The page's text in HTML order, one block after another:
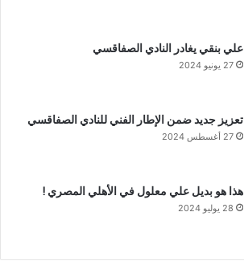
علي بنقي يغادر النادي الصفاقسي
27 يونيو 2024
تعزيز جديد ضمن الإطار الفني للنادي الصفاقسي
27 أغسطس 2024
هذا هو بديل علي معلول في الأهلي المصري !
28 يوليو 2024